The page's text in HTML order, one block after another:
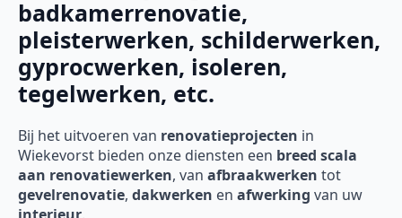
badkamerrenovatie,
pleisterwerken, schilderwerken,
gyprocwerken, isoleren,
tegelwerken, etc.
Bij het uitvoeren van renovatieprojecten in
Wiekevorst bieden onze diensten een breed scala
aan renovatiewerken, van afbraakwerken tot
gevelrenovatie, dakwerken en afwerking van uw